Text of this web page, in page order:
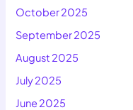
October 2025
September 2025
August 2025
July 2025
June 2025